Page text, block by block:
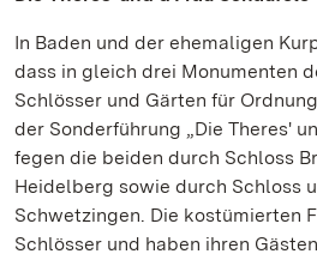
In Baden und der ehemaligen
dass in gleich drei Monumenten
Schlösser und Gärten für
der Sonderführung „Die Theres'
fegen die beiden durch Schloss
Heidelberg sowie durch Schloss
Schwetzingen. Die kostümierten
Schlösser und haben ihren